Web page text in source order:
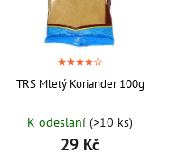
TRS Mletý Koriander 100g
K odeslaní (>10 ks)
29 Kč